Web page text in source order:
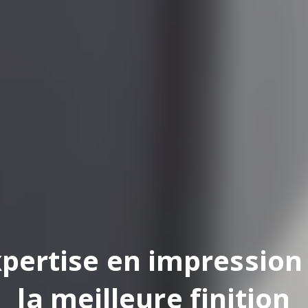
en
la meilleure finition